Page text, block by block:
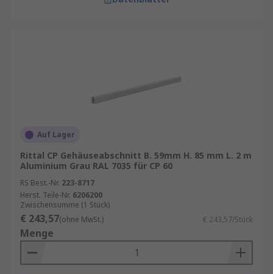
Auf Lager
Rittal CP Gehäuseabschnitt B. 59mm H. 85 mm L. 2 m
Aluminium Grau RAL 7035 für CP 60
RS Best.-Nr. 223-8717
Herst. Teile-Nr. 6206200
Zwischensumme (1 Stück)
€ 243,57(ohne MwSt.) € 243,57/Stück
Menge